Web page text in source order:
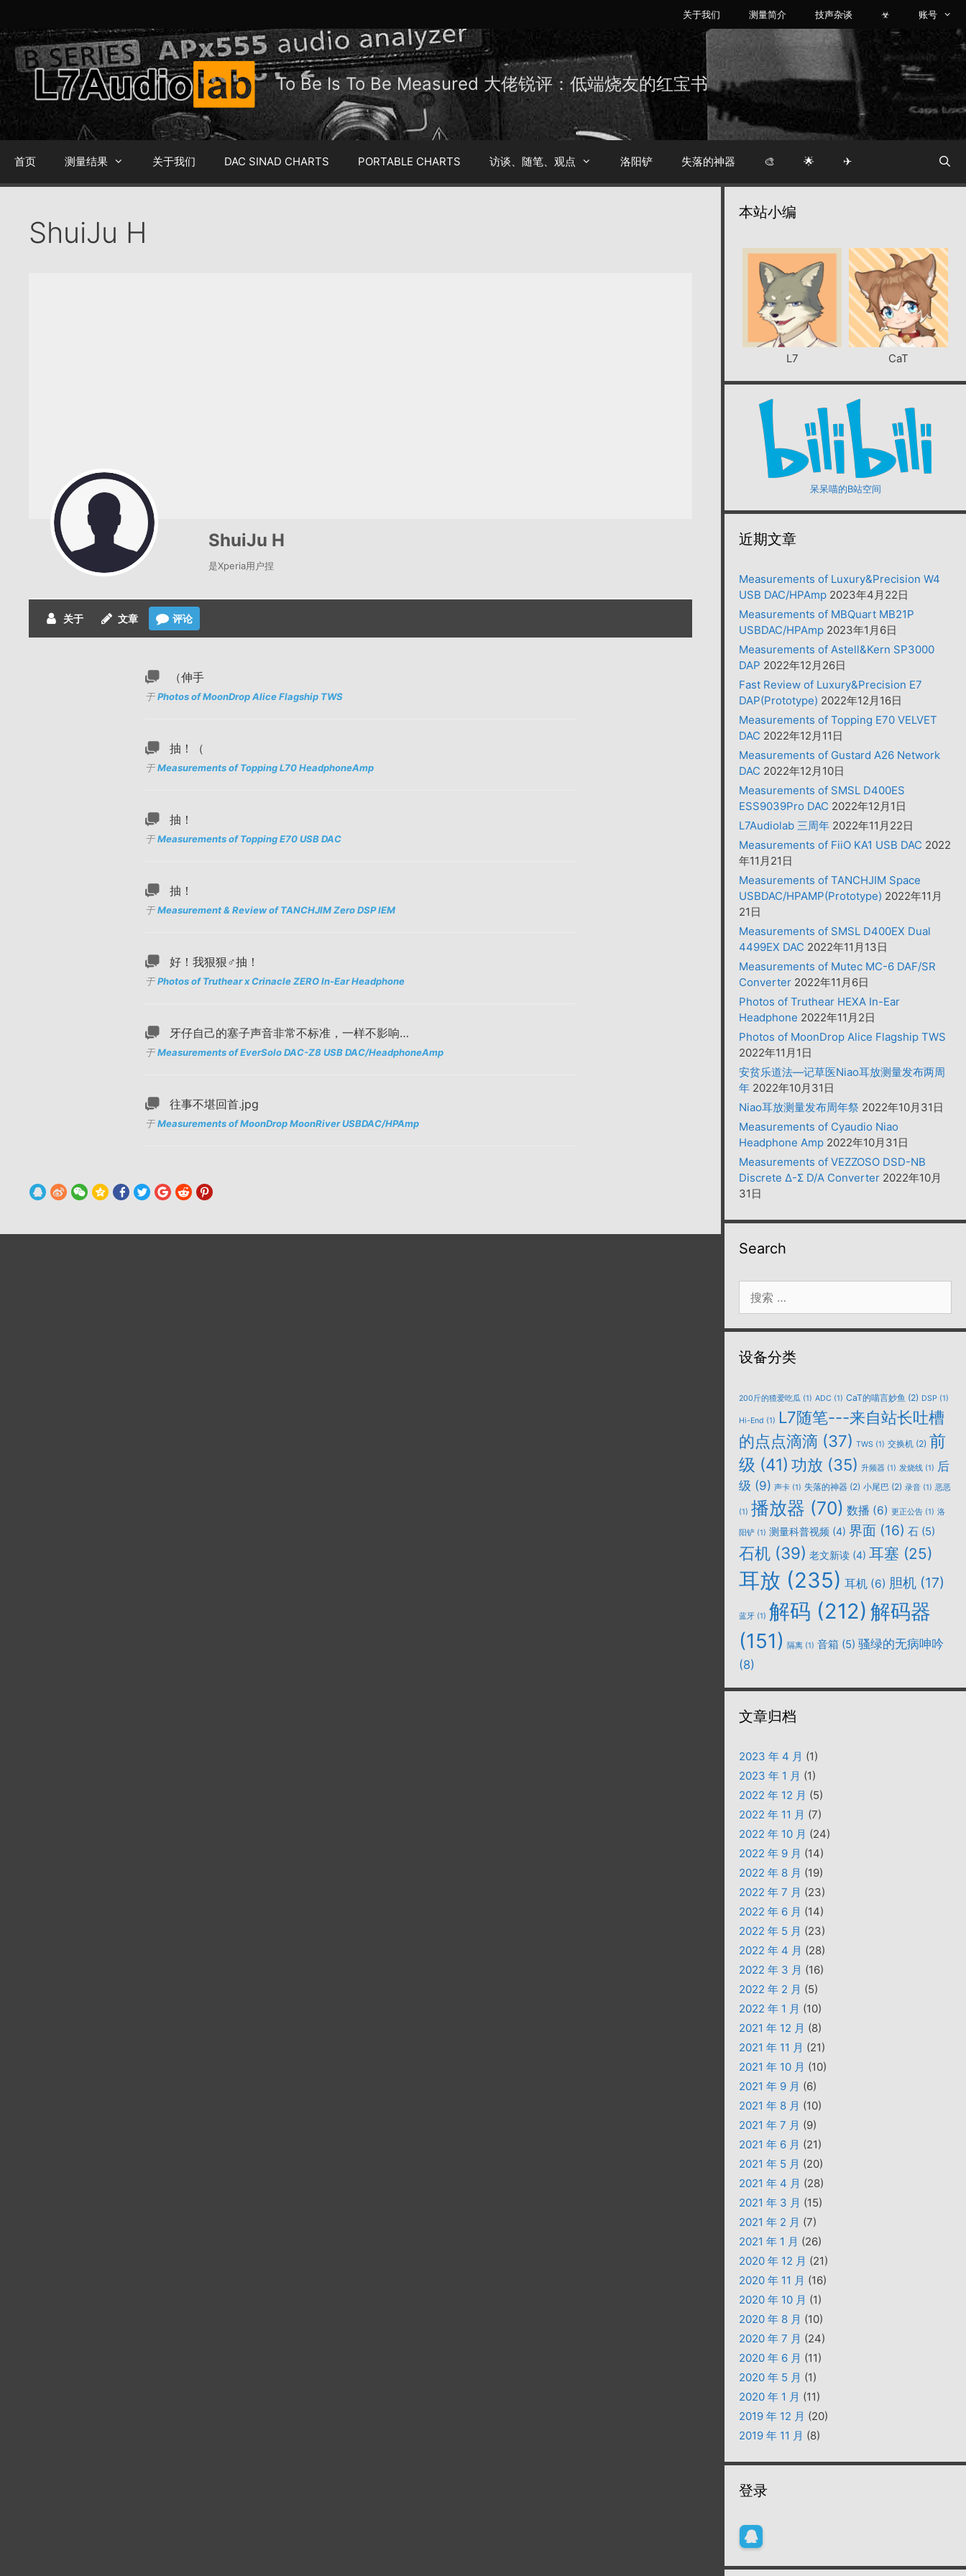
内
容
关于我们 测量简介 技声杂谈 ☣ 账号
To Be Is To Be Measured 大佬锐评：低端烧友的红宝书
首页 测量结果 关于我们 DAC SINAD CHARTS PORTABLE CHARTS 访谈、随笔、观点 洛阳铲 失落的神器 🎨 🌟 ✈
ShuiJu H
ShuiJu H
是Xperia用户捏
关于 文章 评论
（伸手
于Photos of MoonDrop Alice Flagship TWS
抽！（
于Measurements of Topping L70 HeadphoneAmp
抽！
于Measurements of Topping E70 USB DAC
抽！
于Measurement & Review of TANCHJIM Zero DSP IEM
好！我狠狠♂抽！
于Photos of Truthear x Crinacle ZERO In-Ear Headphone
牙仔自己的塞子声音非常不标准，一样不影响…
于Measurements of EverSolo DAC-Z8 USB DAC/HeadphoneAmp
往事不堪回首.jpg
于Measurements of MoonDrop MoonRiver USBDAC/HPAmp
本站小编
L7 CaT
呆呆喵的B站空间
近期文章
Measurements of Luxury&Precision W4
USB DAC/HPAmp 2023年4月22日
Measurements of MBQuart MB21P
USBDAC/HPAmp 2023年1月6日
Measurements of Astell&Kern SP3000
DAP 2022年12月26日
Fast Review of Luxury&Precision E7
DAP(Prototype) 2022年12月16日
Measurements of Topping E70 VELVET
DAC 2022年12月11日
Measurements of Gustard A26 Network
DAC 2022年12月10日
Measurements of SMSL D400ES
ESS9039Pro DAC 2022年12月1日
L7Audiolab 三周年 2022年11月22日
Measurements of FiiO KA1 USB DAC 2022
年11月21日
Measurements of TANCHJIM Space
USBDAC/HPAMP(Prototype) 2022年11月
21日
Measurements of SMSL D400EX Dual
4499EX DAC 2022年11月13日
Measurements of Mutec MC-6 DAF/SR
Converter 2022年11月6日
Photos of Truthear HEXA In-Ear
Headphone 2022年11月2日
Photos of MoonDrop Alice Flagship TWS
2022年11月1日
安贫乐道法—记草医Niao耳放测量发布两周
年 2022年10月31日
Niao耳放测量发布周年祭 2022年10月31日
Measurements of Cyaudio Niao
Headphone Amp 2022年10月31日
Measurements of VEZZOSO DSD-NB
Discrete Δ-Σ D/A Converter 2022年10月
31日
Search
索：
设备分类
200斤的猹爱吃瓜 (1) ADC (1) CaT的喵言妙鱼 (2) DSP (1)
Hi-End (1) L7随笔---来自站长吐槽
的点点滴滴 (37) TWS (1) 交换机 (2) 前
级 (41) 功放 (35) 升频器 (1) 发烧线 (1) 后
级 (9) 声卡 (1) 失落的神器 (2) 小尾巴 (2) 录音 (1) 恶恶
(1) 播放器 (70) 数播 (6) 更正公告 (1) 洛
阳铲 (1) 测量科普视频 (4) 界面 (16) 石 (5)
石机 (39) 老文新读 (4) 耳塞 (25)
耳放 (235) 耳机 (6) 胆机 (17)
蓝牙 (1) 解码 (212) 解码器
(151) 隔离 (1) 音箱 (5) 骚绿的无病呻吟
(8)
文章归档
2023 年 4 月 (1)
2023 年 1 月 (1)
2022 年 12 月 (5)
2022 年 11 月 (7)
2022 年 10 月 (24)
2022 年 9 月 (14)
2022 年 8 月 (19)
2022 年 7 月 (23)
2022 年 6 月 (14)
2022 年 5 月 (23)
2022 年 4 月 (28)
2022 年 3 月 (16)
2022 年 2 月 (5)
2022 年 1 月 (10)
2021 年 12 月 (8)
2021 年 11 月 (21)
2021 年 10 月 (10)
2021 年 9 月 (6)
2021 年 8 月 (10)
2021 年 7 月 (9)
2021 年 6 月 (21)
2021 年 5 月 (20)
2021 年 4 月 (28)
2021 年 3 月 (15)
2021 年 2 月 (7)
2021 年 1 月 (26)
2020 年 12 月 (21)
2020 年 11 月 (16)
2020 年 10 月 (1)
2020 年 8 月 (10)
2020 年 7 月 (24)
2020 年 6 月 (11)
2020 年 5 月 (1)
2020 年 1 月 (11)
2019 年 12 月 (20)
2019 年 11 月 (8)
登录